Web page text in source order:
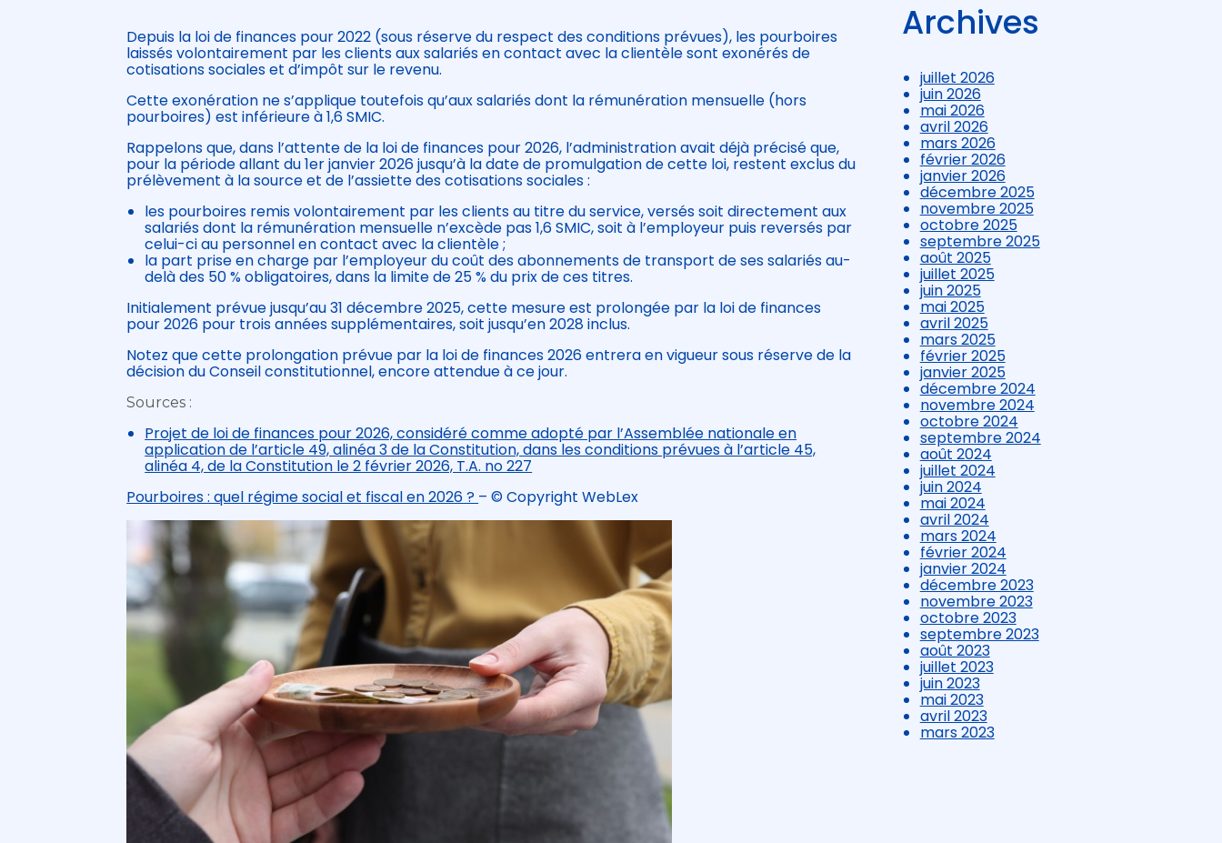
Depuis la loi de finances pour 2022 (sous réserve du respect des conditions prévues), les pourboires
laissés volontairement par les clients aux salariés en contact avec la clientèle sont exonérés de
cotisations sociales et d’impôt sur le revenu.
Cette exonération ne s’applique toutefois qu’aux salariés dont la rémunération mensuelle (hors
pourboires) est inférieure à 1,6 SMIC.
Rappelons que, dans l’attente de la loi de finances pour 2026, l’administration avait déjà précisé que,
pour la période allant du 1er janvier 2026 jusqu’à la date de promulgation de cette loi, restent exclus du
prélèvement à la source et de l’assiette des cotisations sociales :
les pourboires remis volontairement par les clients au titre du service, versés soit directement aux
salariés dont la rémunération mensuelle n’excède pas 1,6 SMIC, soit à l’employeur puis reversés par
celui-ci au personnel en contact avec la clientèle ;
la part prise en charge par l’employeur du coût des abonnements de transport de ses salariés au-
delà des 50 % obligatoires, dans la limite de 25 % du prix de ces titres.
Initialement prévue jusqu’au 31 décembre 2025, cette mesure est prolongée par la loi de finances
pour 2026 pour trois années supplémentaires, soit jusqu’en 2028 inclus.
Notez que cette prolongation prévue par la loi de finances 2026 entrera en vigueur sous réserve de la
décision du Conseil constitutionnel, encore attendue à ce jour.
Sources :
Projet de loi de finances pour 2026, considéré comme adopté par l’Assemblée nationale en
application de l’article 49, alinéa 3 de la Constitution, dans les conditions prévues à l’article 45,
alinéa 4, de la Constitution le 2 février 2026, T.A. no 227
Pourboires : quel régime social et fiscal en 2026 ? – © Copyright WebLex
Archives
juillet 2026
juin 2026
mai 2026
avril 2026
mars 2026
février 2026
janvier 2026
décembre 2025
novembre 2025
octobre 2025
septembre 2025
août 2025
juillet 2025
juin 2025
mai 2025
avril 2025
mars 2025
février 2025
janvier 2025
décembre 2024
novembre 2024
octobre 2024
septembre 2024
août 2024
juillet 2024
juin 2024
mai 2024
avril 2024
mars 2024
février 2024
janvier 2024
décembre 2023
novembre 2023
octobre 2023
septembre 2023
août 2023
juillet 2023
juin 2023
mai 2023
avril 2023
mars 2023